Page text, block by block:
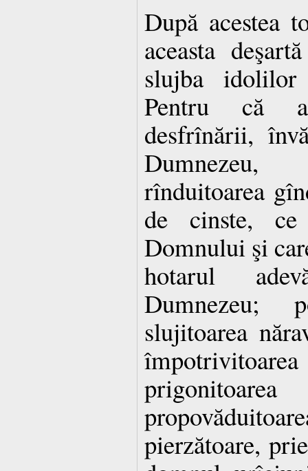
După acestea
aceasta
slujba
Pentru că
desfrînării,
rînduitoarea
de cinste,
Domnului şi
hotarul
Dumnezeu;
slujitoarea
pierzătoare,